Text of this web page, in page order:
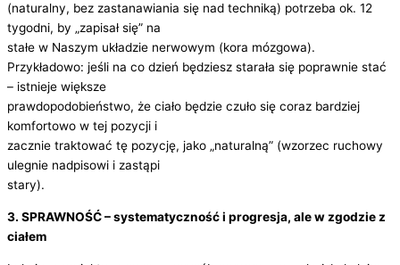
(naturalny, bez zastanawiania się nad techniką) potrzeba ok. 12
tygodni, by „zapisał się” na
stałe w Naszym układzie nerwowym (kora mózgowa).
Przykładowo: jeśli na co dzień będziesz starała się poprawnie stać
– istnieje większe
prawdopodobieństwo, że ciało będzie czuło się coraz bardziej
komfortowo w tej pozycji i
zacznie traktować tę pozycję, jako „naturalną” (wzorzec ruchowy
ulegnie nadpisowi i zastąpi
stary).
3. SPRAWNOŚĆ – systematyczność i progresja, ale w zgodzie z
ciałem